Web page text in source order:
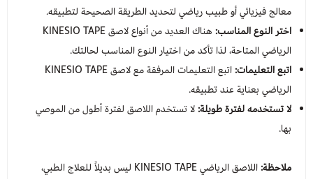
معالج فيزيائي أو طبيب رياضي لتحديد الطريقة الصحيحة لتطبيقه.
اختر النوع المناسب:
هناك العديد من أنواع لاصق KINESIO TAPE
الرياضي المتاحة، لذا تأكد من اختيار النوع المناسب لحالتك.
اتبع التعليمات:
اتبع التعليمات المرفقة مع لاصق KINESIO TAPE
الرياضي بعناية عند تطبيقه.
لا تستخدمه لفترة طويلة:لا تستخدم اللاصق لفترة أطول من الموصي
بها.
ملاحظة:
اللاصق الرياضي KINESIO TAPE ليس بديلاً للعلاج الطبي،